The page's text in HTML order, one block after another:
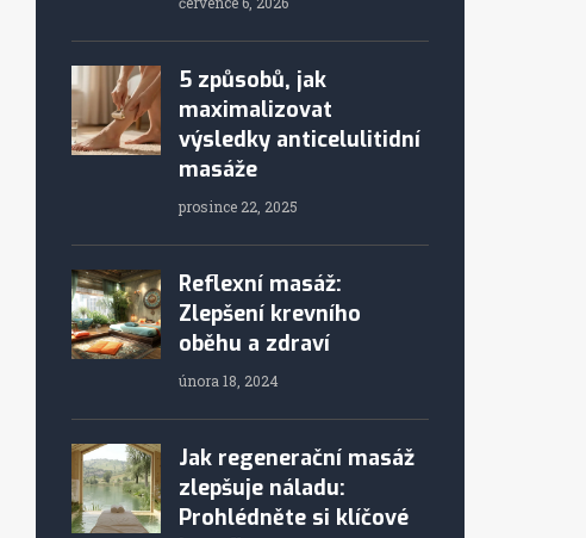
5 způsobů, jak
maximalizovat
výsledky anticelulitidní
masáže
prosince 22, 2025
Reflexní masáž:
Zlepšení krevního
oběhu a zdraví
února 18, 2024
Jak regenerační masáž
zlepšuje náladu:
Prohlédněte si klíčové